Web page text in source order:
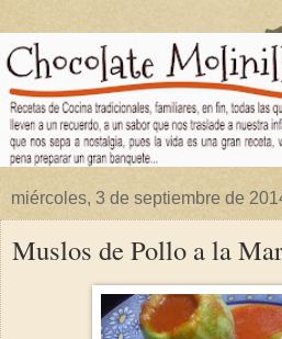
miércoles, 3 de septiembre de
Muslos de Pollo a la